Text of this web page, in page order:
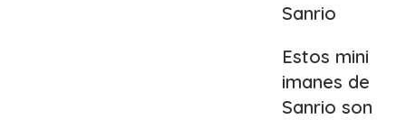
Sanrio
Estos mini
imanes de
Sanrio son